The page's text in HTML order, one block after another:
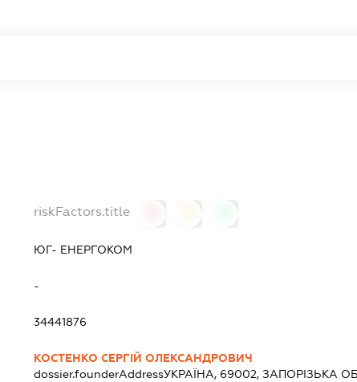
riskFactors.title
ЮГ- ЕНЕРГОКОМ
-
34441876
КОСТЕНКО СЕРГІЙ ОЛЕКСАНДРОВИЧ
dossier.founderAddressУКРАЇНА, 69002, ЗАПОРIЗЬКА